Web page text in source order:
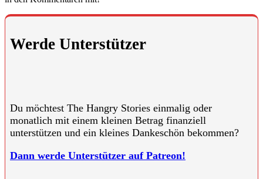
Werde Unterstützer
Du möchtest The Hangry Stories einmalig oder
monatlich mit einem kleinen Betrag finanziell
unterstützen und ein kleines Dankeschön bekommen?
Dann werde Unterstützer auf Patreon!